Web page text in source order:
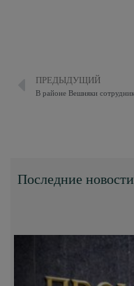
ПРЕДЫДУЩИЙ
Последние новости